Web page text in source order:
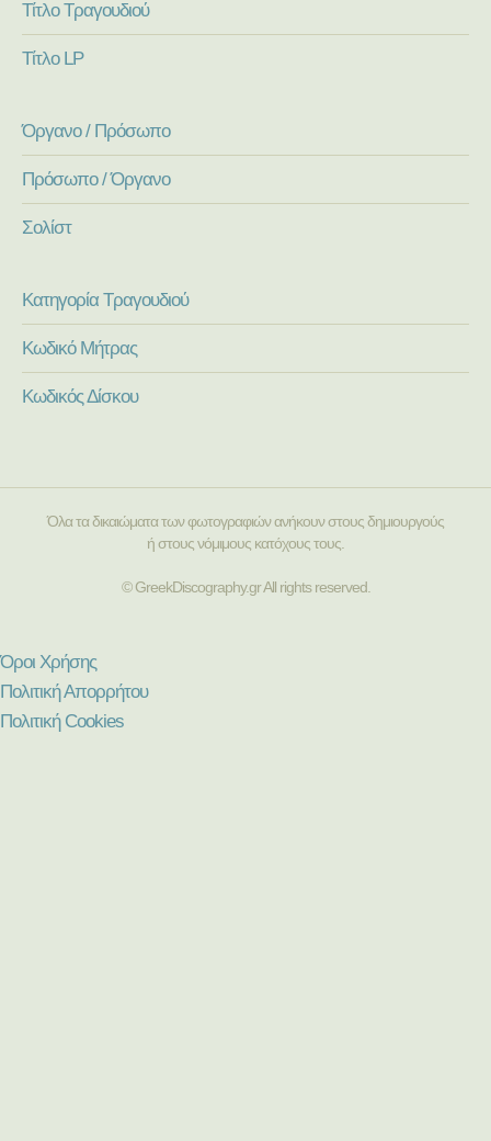
Τίτλο Τραγουδιού
Τίτλο LP
Όργανο / Πρόσωπο
Πρόσωπο / Όργανο
Σολίστ
Κατηγορία Τραγουδιού
Κωδικό Μήτρας
Κωδικός Δίσκου
Όλα τα δικαιώματα των φωτογραφιών ανήκουν στους δημιουργούς
ή στους νόμιμους κατόχους τους.
© GreekDiscography.gr All rights reserved.
Όροι Χρήσης
Πολιτική Απορρήτου
Πολιτική Cookies